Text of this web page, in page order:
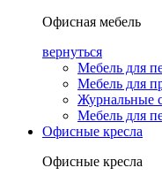
Офисная мебель
вернуться
Мебель для
Мебель для
Журнальные
Мебель для
Офисные кресла
Офисные кресла